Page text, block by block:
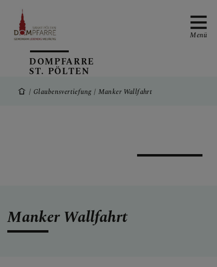
NEUIGKEITEN
G
DOMPFARRE
ST. PÖLTEN
Menü
Glaubensvertiefung Manker Wallfahrt
Manker Wallfahrt